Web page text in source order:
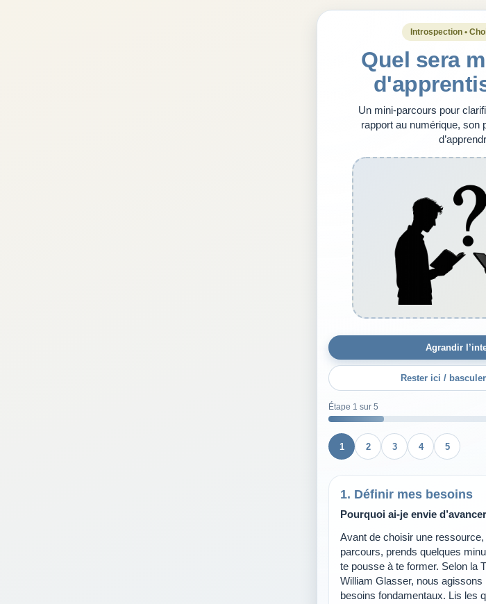
Introspection •
Quel sera
Un mini-parcours pour
rapport au numérique, son
Agrandir
Rester ici /
Étape 1 sur 5
1 2 3 4 5
1. Définir mes besoins
Pourquoi ai-je envie
Avant de choisir une
parcours, prends quelques
te pousse à te former. Selon la
William Glasser, nous agissons
besoins fondamentaux. Lis les